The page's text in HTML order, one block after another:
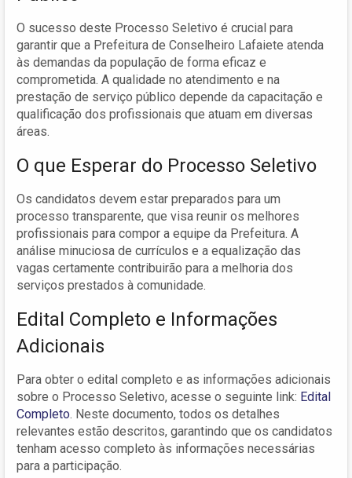
O sucesso deste Processo Seletivo é crucial para
garantir que a Prefeitura de Conselheiro Lafaiete atenda
às demandas da população de forma eficaz e
comprometida. A qualidade no atendimento e na
prestação de serviço público depende da capacitação e
qualificação dos profissionais que atuam em diversas
áreas.
O que Esperar do Processo Seletivo
Os candidatos devem estar preparados para um
processo transparente, que visa reunir os melhores
profissionais para compor a equipe da Prefeitura. A
análise minuciosa de currículos e a equalização das
vagas certamente contribuirão para a melhoria dos
serviços prestados à comunidade.
Edital Completo e Informações
Adicionais
Para obter o edital completo e as informações adicionais
sobre o Processo Seletivo, acesse o seguinte link: Edital
Completo. Neste documento, todos os detalhes
relevantes estão descritos, garantindo que os candidatos
tenham acesso completo às informações necessárias
para a participação.